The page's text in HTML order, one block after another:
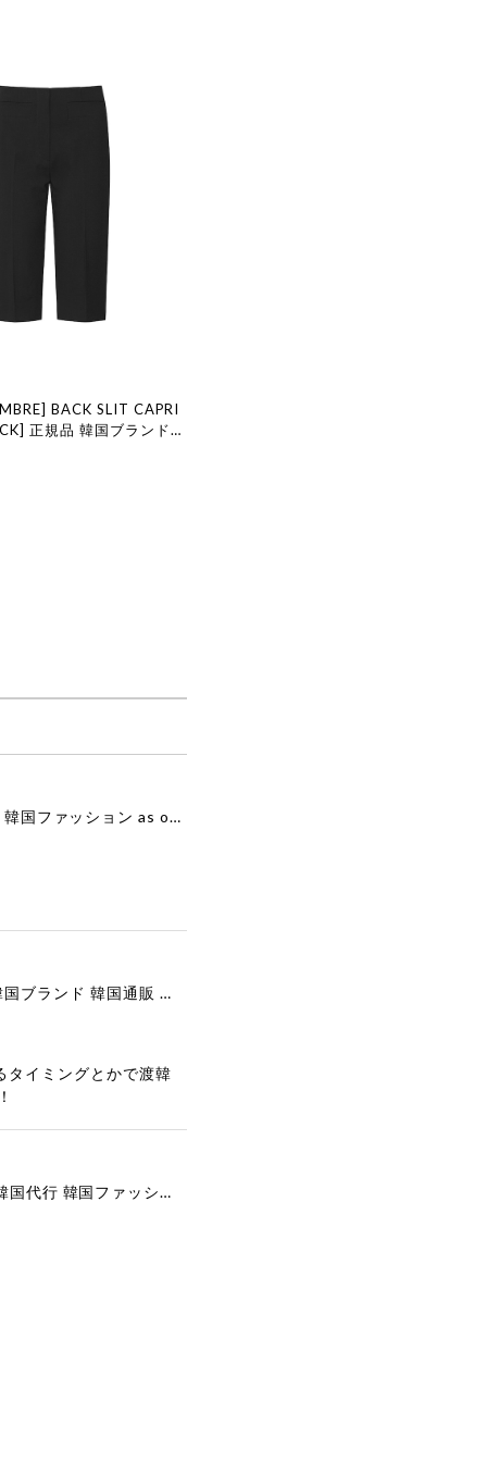
BACK SLIT CAPRI
正規品 韓国ブランド
ル 17 セプテンバー le
[as”on] BONITA MINI BAG / BLACK 正規品 韓国ブランド 韓国通販 韓国代行 韓国ファッション as on ason エズオン アズオン
[COOR][WOMEN] Faux Suede Three-Button Blazer (Dark Brown) 正規品 韓国ブランド 韓国通販 韓国代行 韓国ファッション クール クーア クアー 日本 店舗
タイミングとかで渡韓
[COYSEIO] COY BUMBLE SNEAKERS GREY 正規品 韓国ブランド 韓国通販 韓国代行 韓国ファッション コイセイオ 日本 店舗